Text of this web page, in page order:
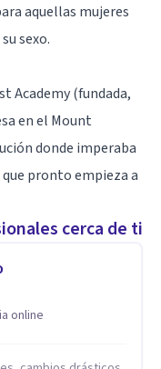
aquellas mujeres
sexo.
Academy (fundada,
en el Mount
donde imperaba
pronto empieza a
cerca de ti
online